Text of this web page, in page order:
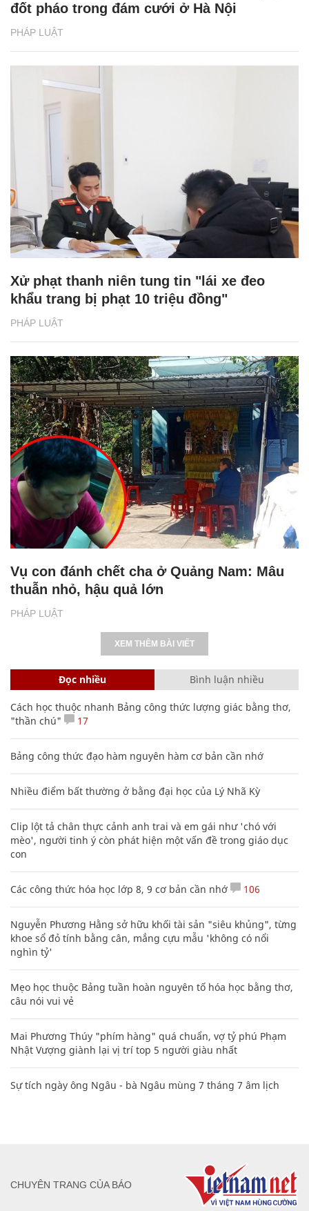
PHÁP LUẬT
đốt pháo trong đám cưới ở Hà Nội
PHÁP LUẬT
Xử phạt thanh niên tung tin "lái xe đeo
khẩu trang bị phạt 10 triệu đồng"
PHÁP LUẬT
Vụ con đánh chết cha ở Quảng Nam: Mâu
thuẫn nhỏ, hậu quả lớn
XEM THÊM BÀI VIẾT
Đọc nhiều Bình luận nhiều
Cách học thuộc nhanh Bảng công thức lượng giác bằng thơ,
"thần chú"
17
Bảng công thức đạo hàm nguyên hàm cơ bản cần nhớ
Nhiều điểm bất thường ở bằng đại học của Lý Nhã Kỳ
Clip lột tả chân thực cảnh anh trai và em gái như 'chó với
mèo', người tinh ý còn phát hiện một vấn đề trong giáo dục
con
Các công thức hóa học lớp 8, 9 cơ bản cần nhớ 106
Nguyễn Phương Hằng sở hữu khối tài sản "siêu khủng", từng
khoe sổ đỏ tính bằng cân, mắng cựu mẫu 'không có nổi
nghìn tỷ'
Mẹo học thuộc Bảng tuần hoàn nguyên tố hóa học bằng thơ,
câu nói vui vẻ
Mai Phương Thúy "phím hàng" quá chuẩn, vợ tỷ phú Phạm
Nhật Vượng giành lại vị trí top 5 người giàu nhất
Sự tích ngày ông Ngâu - bà Ngâu mùng 7 tháng 7 âm lịch
CHUYÊN TRANG CỦA BÁO